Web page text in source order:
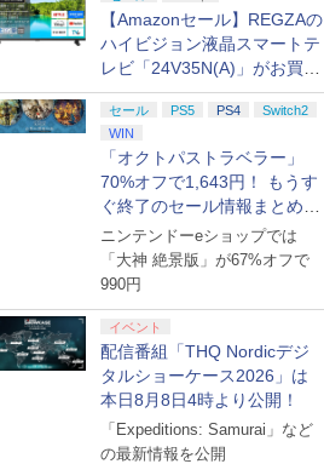
【Amazonセール】REGZAの
ハイビジョン液晶スマートテ
レビ「24V35N(A)」がお買い
得！
セール PS5 PS4
Switch2
WIN
「オクトパストラベラー」
70%オフで1,643円！ もうす
ぐ終了のセール情報まとめ
【8月8日更新】
ニンテンドーeショップでは
「大神 絶景版」が67%オフで
990円
イベント
配信番組「THQ Nordicデジ
タルショーケース2026」は
本日8月8日4時より公開！
「Expeditions: Samurai」など
の最新情報を公開